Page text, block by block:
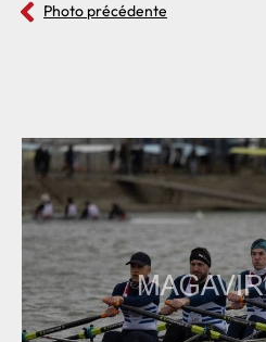
Photo précédente